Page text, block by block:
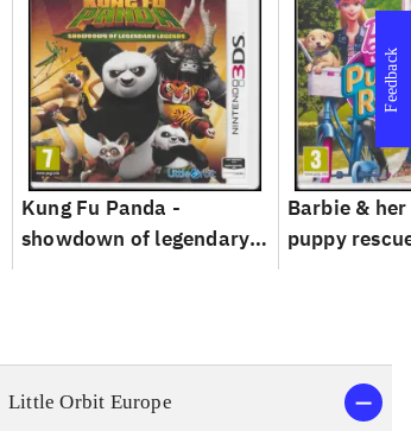
Kung Fu Panda -
showdown of legendary
Barbie &
puppy
Little Orbit Europe
Feedback